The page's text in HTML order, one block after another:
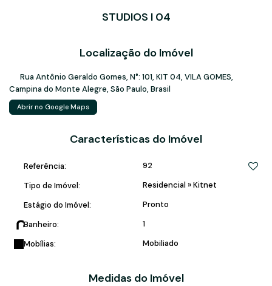
STUDIOS I 04
Localização do Imóvel
Rua Antônio Geraldo Gomes, N°: 101, KIT 04, VILA GOMES,
Campina do Monte Alegre, São Paulo, Brasil
Abrir no Google Maps
Características do Imóvel
Referência:
92
Tipo de Imóvel:
Residencial »Kitnet
Estágio do Imóvel:
Pronto
Banheiro:
1
Mobílias:
Mobiliado
Medidas do Imóvel